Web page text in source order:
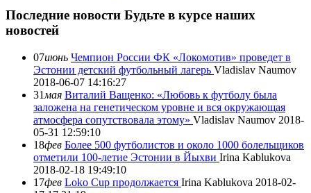
Последние новости Будьте в курсе наших
новостей
07июнь Чемпион России ФК «Локомотив» проведет в
Эстонии детский футбольный лагерь Vladislav Naumov
2018-06-07 14:16:27
31 мая Виталий Ващенко: «Любовь к футболу была
заложена на генетическом уровне и вся окружающая
атмосфера сопутствовала этому» Vladislav Naumov 2018-
05-31 12:59:10
18фев Более 500 футболистов и около 1000 болельщиков
отметили 100-летие Эстонии в Йыхви Irina Kablukova
2018-02-18 19:49:10
17фев Loko Cup продолжается Irina Kablukova 2018-02-